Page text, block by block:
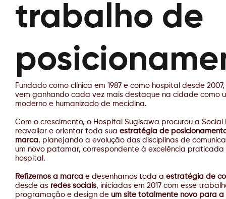
Fundado como clínica em 1987 e como hospital desde
vem ganhando cada vez mais destaque na cidade como
moderno e humanizado de mecidina.
Com o crescimento, o Hospital Sugisawa procurou a
reavaliar e orientar toda sua estratégia de
marca, planejando a evolução das disciplinas de
um novo patamar, correspondente à excelência praticada
hospital.
Refizemos a marca e desenhamos toda a estratégia de
desde as redes sociais, iniciadas em 2017 com esse
programação e design de um site totalmente novo para a
trabalho de